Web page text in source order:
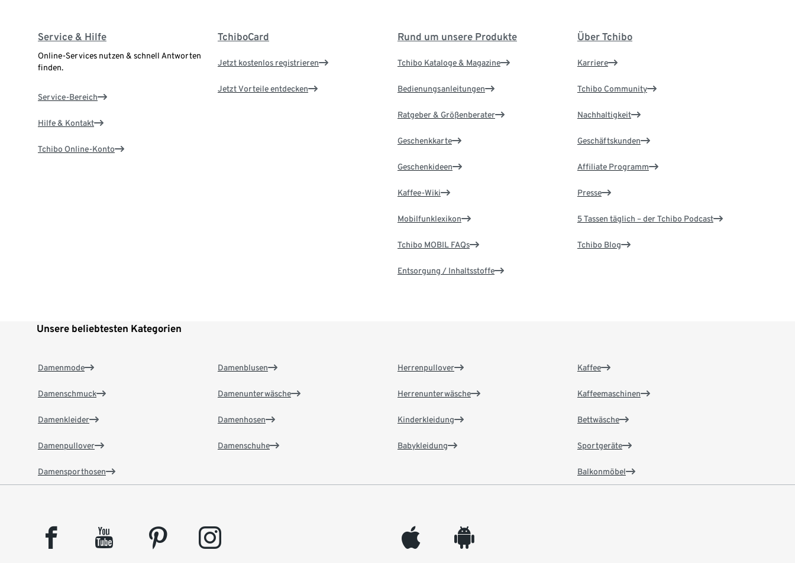
Service & Hilfe
Online-Services nutzen & schnell Antworten
finden.
Service-Bereich
Hilfe & Kontakt
Tchibo Online-Konto
TchiboCard
Jetzt kostenlos registrieren
Jetzt Vorteile entdecken
Rund um unsere Produkte
Tchibo Kataloge & Magazine
Bedienungsanleitungen
Ratgeber & Größenberater
Geschenkkarte
Geschenkideen
Kaffee-Wiki
Mobilfunklexikon
Tchibo MOBIL FAQs
Entsorgung / Inhaltsstoffe
Über Tchibo
Karriere
Tchibo Community
Nachhaltigkeit
Geschäftskunden
Affiliate Programm
Presse
5 Tassen täglich – der Tchibo Podcast
Tchibo Blog
Unsere beliebtesten Kategorien
Damenmode
Damenschmuck
Damenkleider
Damenpullover
Damensporthosen
Damenblusen
Damenunterwäsche
Damenhosen
Damenschuhe
Herrenpullover
Herrenunterwäsche
Kinderkleidung
Babykleidung
Kaffee
Kaffeemaschinen
Bettwäsche
Sportgeräte
Balkonmöbel
facebook youtube pinterest instagram appleinc android